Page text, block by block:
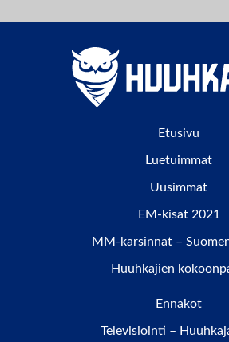
Etusivu
Luetuimmat
Uusimmat
EM-kisat 2021
MM-karsinnat –
Huuhkajien
Ennakot
Televisiointi –